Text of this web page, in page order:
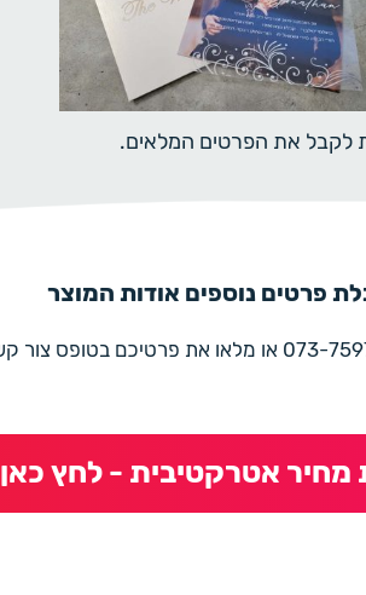
לקבל את הפרטים המלאים.
פרטים נוספים אודות המוצר
אטרקטיבית - לחץ כאן